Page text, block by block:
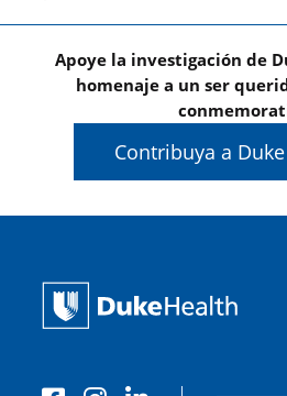
Apoye la investigación de
homenaje a un ser
Contribuya a